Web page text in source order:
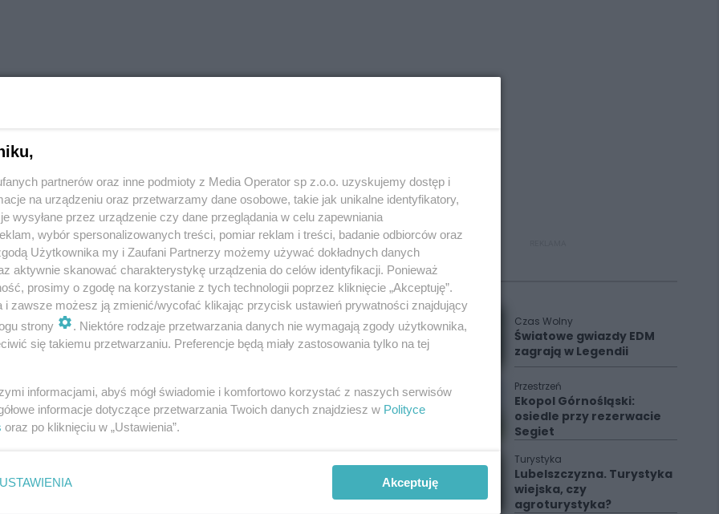
W niedzielę, 3 sierpnia 2025 r., tuż po godz.
i uderzyła w słup energetyczny – mówi
Górach.
poszkodowana.
metrów, a działania policji mogą potrwać do godz.
Polecane
Czas Wolny
Światowe gwiazdy EDM
zagrają w Legendii
Przestrzeń
Ekopol Górnośląski:
osiedle przy rezerwacie
Segiet
Turystyka
Lubelszczyzna. Turystyka
wiejska, czy
agroturystyka?
partnerów oraz inne podmioty z Media Operator sp z.o.o. uzyskujemy dostęp i
na urządzeniu oraz przetwarzamy dane osobowe, takie jak unikalne identyfikatory,
wysyłane przez urządzenie czy dane przeglądania w celu zapewniania
wybór spersonalizowanych treści, pomiar reklam i treści, badanie odbiorców oraz
Użytkownika my i Zaufani Partnerzy możemy używać dokładnych danych
aktywnie skanować charakterystykę urządzenia do celów identyfikacji. Ponieważ
prosimy o zgodę na korzystanie z tych technologii poprzez kliknięcie „Akceptuję”.
i zawsze możesz ją zmienić/wycofać klikając przycisk ustawień prywatności znajdujący
strony
. Niektóre rodzaje przetwarzania danych nie wymagają zgody użytkownika,
się takiemu przetwarzaniu. Preferencje będą miały zastosowania tylko na tej
informacjami, abyś mógł świadomie i komfortowo korzystać z naszych serwisów
informacje dotyczące przetwarzania Twoich danych znajdziesz w Polityce
oraz po kliknięciu w „Ustawienia”.
USTAWIENIA Akceptuję